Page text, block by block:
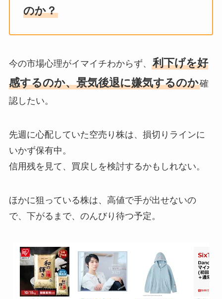
のか？
今の市場心理がイマイチわからず、 利下げを好
感するのか、景気後退に嫌気するのか確
認したい。
先週に心配していた空売り株は、損切りラインに
いかず保有中。
信用残を見て、買戻しを検討するかもしれない。
ほかに狙っている株は、高値で手が出せないの
で、下がるまで、のんびり待つ予定。